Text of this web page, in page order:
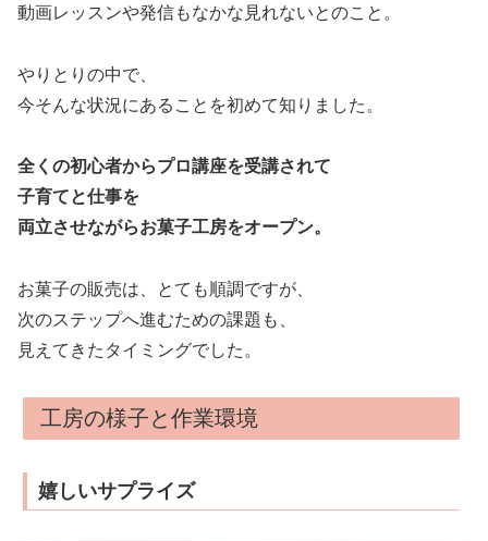
動画レッスンや発信もなかな見れないとのこと。
やりとりの中で、
今そんな状況にあることを初めて知りました。
全くの初心者からプロ講座を受講されて
子育てと仕事を
両立させながらお菓子工房をオープン。
お菓子の販売は、とても順調ですが、
次のステップへ進むための課題も、
見えてきたタイミングでした。
工房の様子と作業環境
嬉しいサプライズ